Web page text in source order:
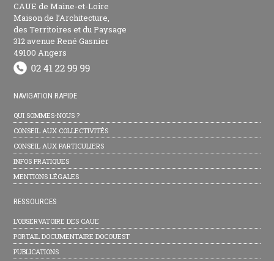
CAUE de Maine-et-Loire
Maison de l’Architecture,
des Territoires et du Paysage
312 avenue René Gasnier
49100 Angers
NAVIGATION RAPIDE
QUI SOMMES-NOUS ?
CONSEIL AUX COLLECTIVITÉS
CONSEIL AUX PARTICULIERS
INFOS PRATIQUES
MENTIONS LÉGALES
RESSOURCES
L’OBSERVATOIRE DES CAUE
PORTAIL DOCUMENTAIRE DOCOUEST
PUBLICATIONS